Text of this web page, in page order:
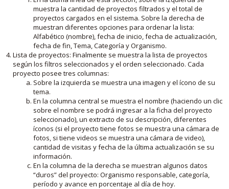
muestra la cantidad de proyectos filtrados y el total de
proyectos cargados en el sistema. Sobre la derecha de
muestran diferentes opciones para ordenar la lista:
Alfabético (nombre), fecha de inicio, fecha de actualización,
fecha de fin, Tema, Categoría y Organismo.
Lista de proyectos: Finalmente se muestra la lista de proyectos
según los filtros seleccionados y el orden seleccionado. Cada
proyecto posee tres columnas:
Sobre la izquierda se muestra una imagen y el ícono de su
tema.
En la columna central se muestra el nombre (haciendo un clic
sobre el nombre se podrá ingresar a la ficha del proyecto
seleccionado), un extracto de su descripción, diferentes
íconos (si el proyecto tiene fotos se muestra una cámara de
fotos, si tiene videos se muestra una cámara de video),
cantidad de visitas y fecha de la última actualización se su
información.
En la columna de la derecha se muestran algunos datos
“duros” del proyecto: Organismo responsable, categoría,
período y avance en porcentaje al día de hoy.